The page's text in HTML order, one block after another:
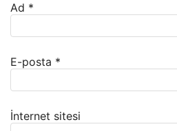
Ad *
E-posta *
İnternet sitesi